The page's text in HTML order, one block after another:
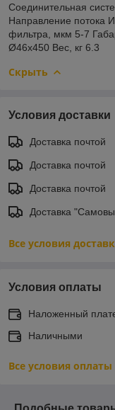
Соединительная
Направление потока
фильтра, мкм 5-7
Ø46x450 Вес, кг 6.3
Скрыть
Условия доставки
Доставка почтой
Доставка почтой
Доставка почтой
Доставка
Все условия
Условия оплаты
Наложенный
Наличными
Все условия оплаты